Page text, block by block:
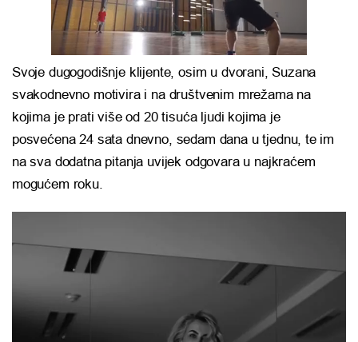
Svoje dugogodišnje klijente, osim u dvorani, Suzana
svakodnevno motivira i na društvenim mrežama na
kojima je prati više od 20 tisuća ljudi kojima je
posvećena 24 sata dnevno, sedam dana u tjednu, te im
na sva dodatna pitanja uvijek odgovara u najkraćem
mogućem roku.